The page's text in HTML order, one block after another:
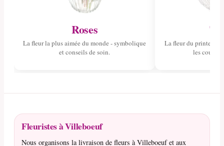
Roses
La fleur la plus aimée du monde - symbolique
et conseils de soin.
La fleur du
les
Fleuristes à Villeboeuf
Nous organisons la livraison de fleurs à Villeboeuf et aux